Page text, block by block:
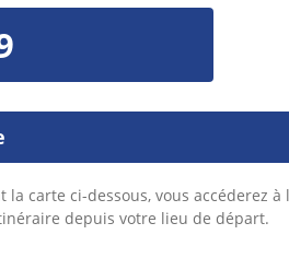
la carte ci-dessous, vous accéderez
depuis votre lieu de départ.